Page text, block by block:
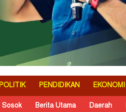
POLITIK PENDIDIKAN EKONOMI
Sosok Berita Utama Daerah